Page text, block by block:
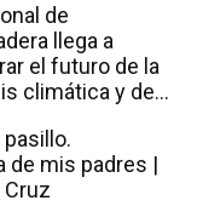
de
llega a
el futuro de la
climática y de...
de mis padres |